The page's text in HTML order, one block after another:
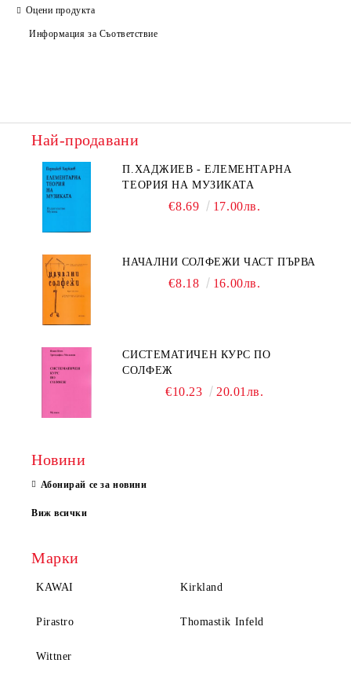
Оцени продукта
Информация за Съответствие
Най-продавани
П.ХАДЖИЕВ - ЕЛЕМЕНТАРНА
ТЕОРИЯ НА МУЗИКАТА
€8.69 17.00лв.
НАЧАЛНИ СОЛФЕЖИ ЧАСТ ПЪРВА
€8.18 16.00лв.
СИСТЕМАТИЧЕН КУРС ПО
СОЛФЕЖ
€10.23 20.01лв.
Новини
Абонирай се за новини
Виж всички
Марки
KAWAI Kirkland
Pirastro Thomastik Infeld
Wittner